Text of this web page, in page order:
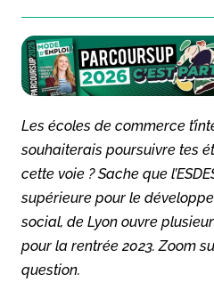
Les écoles de commerce
souhaiterais poursuivre tes
cette voie ? Sache que
supérieure pour le
social, de Lyon ouvre
pour la rentrée 2023. Zoom
question.